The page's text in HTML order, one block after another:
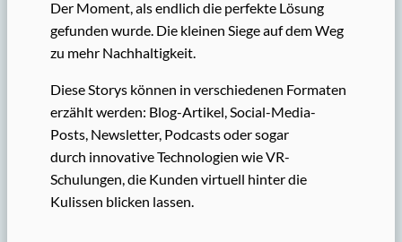
Der Moment, als endlich die perfekte Lösung
gefunden wurde. Die kleinen Siege auf dem Weg
zu mehr Nachhaltigkeit.
Diese Storys können in verschiedenen Formaten
erzählt werden: Blog-Artikel, Social-Media-
Posts, Newsletter, Podcasts oder sogar
durch innovative Technologien wie VR-
Schulungen, die Kunden virtuell hinter die
Kulissen blicken lassen.